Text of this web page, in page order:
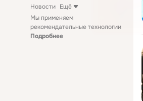
Новости Ещё
Мы применяем
рекомендательные технологии
Подробнее